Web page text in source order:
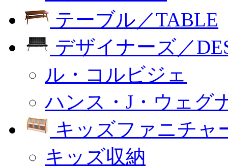
テーブル／TABLE
デザイナーズ／
ル・コルビジェ
ハンス・J・ウェグ
キッズファニチャ
キッズ収納